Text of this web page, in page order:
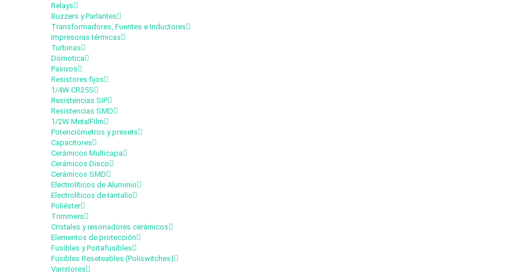
Relays
Buzzers y Parlantes
Transformadores, Fuentes e Inductores
Impresoras térmicas
Turbinas
Domotica
Pasivos
Resistores fijos
1/4W CR25S
Resistencias SIP
Resistencias SMD
1/2W MetalFilm
Potenciómetros y presets
Capacitores
Cerámicos Multicapa
Cerámicos Disco
Cerámicos SMD
Electrolíticos de Aluminio
Electrolíticos de tantalio
Poliéster
Trimmers
Cristales y resonadores cerámicos
Elementos de protección
Fusibles y Portafusibles
Fusibles Reseteables (Poliswitches)
Varistores